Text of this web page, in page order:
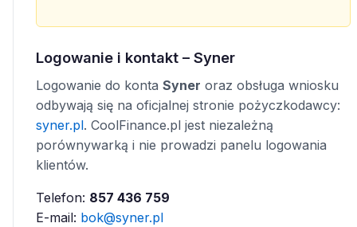
Logowanie i kontakt – Syner
Logowanie do konta Syner oraz obsługa wniosku
odbywają się na oficjalnej stronie pożyczkodawcy:
syner.pl. CoolFinance.pl jest niezależną
porównywarką i nie prowadzi panelu logowania
klientów.
Telefon: 857 436 759
E-mail: bok@syner.pl